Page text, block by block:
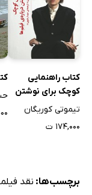
کتاب راهنمایی
کوچک برای نوشتن
درباره فیلم‌ها
تیموتی کوریگان
۱۷۴,۰۰۰ ت
برچسب‌ها: نقد